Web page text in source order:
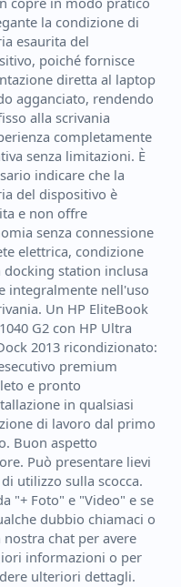
la condizione di
esaurita del
poiché fornisce
diretta al laptop
agganciato, rendendo
alla scrivania
completamente
senza limitazioni. È
indicare che la
del dispositivo è
e non offre
senza connessione
elettrica, condizione
docking station inclusa
integralmente nell'uso
Un HP EliteBook
G2 con HP Ultra
2013 ricondizionato:
premium
e pronto
in qualsiasi
di lavoro dal primo
Buon aspetto
Può presentare lievi
utilizzo sulla scocca.
"+ Foto" e "Video" e se
dubbio chiamaci o
nostra chat per avere
informazioni o per
ulteriori dettagli.